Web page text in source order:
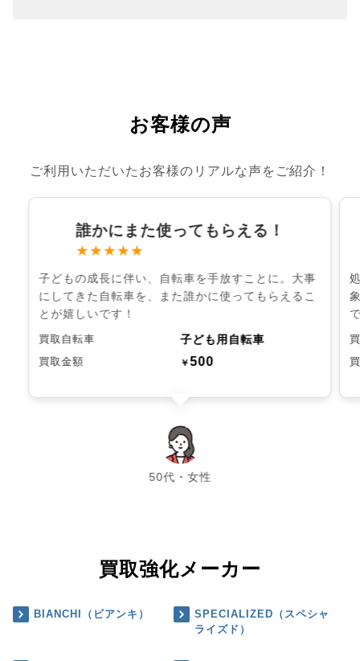
お客様の声
ご利用いただいたお客様のリアルな声をご紹介！
誰かにまた使ってもらえる！
★★★★★
子どもの成長に伴い、自転車を手放すことに。大事
にしてきた自転車を、また誰かに使ってもらえるこ
とが嬉しいです！
買取自転車 子ども用自転車
買取金額 ￥500
50代・女性
chevron_left chevron_right
買取強化メーカー
BIANCHI（ビアンキ）
SPECIALIZED（スペシャ
ライズド）